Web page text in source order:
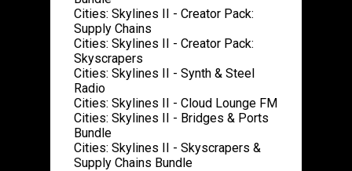
Cities: Skylines II - Creator Pack:
Supply Chains
Cities: Skylines II - Creator Pack:
Skyscrapers
Cities: Skylines II - Synth & Steel
Radio
Cities: Skylines II - Cloud Lounge FM
Cities: Skylines II - Bridges & Ports
Bundle
Cities: Skylines II - Skyscrapers &
Supply Chains Bundle